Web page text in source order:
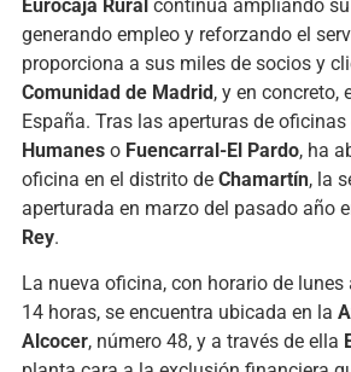
Eurocaja Ruralcontinúa ampliando su
generando empleo y reforzando el
proporciona a sus miles de socios y
Comunidad de Madrid, y en concreto,
España. Tras las aperturas de oficinas
Humaneso Fuencarral-El Pardo, ha
oficina en el distrito de Chamartín, la
aperturada en marzo del pasado año
Rey.
La nueva oficina, con horario de lunes
14 horas, se encuentra ubicada en la
Alcocer, número 48, y a través de ella